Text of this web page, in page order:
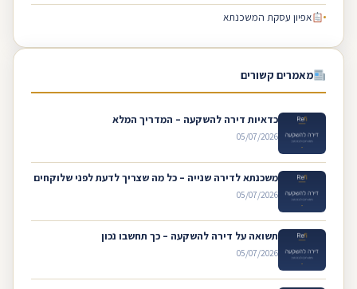
אפיון עסקת המשכנתא
מאמרים קשורים
כדאיות דירה להשקעה – המדריך המלא
05/07/2026
משכנתא לדירה שנייה – כל מה שצריך לדעת לפני שלוקחים
05/07/2026
תשואה על דירה להשקעה – כך תחשבו נכון
05/07/2026